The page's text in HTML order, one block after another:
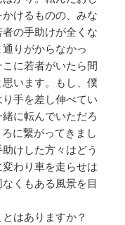
けるものの、みな
の手助けが全くな
りがからなかっ
に若者がいたら間
います。もし、僕
手を差し伸べてい
に転んでいただろ
に繋がってきまし
けした方々はどう
わり車を走らせは
くもある風景を目
はありますか？